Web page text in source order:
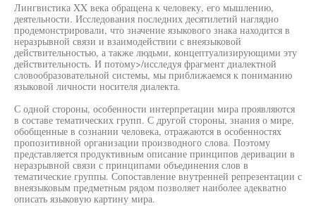
Лингвистика XX века обращена к человеку, его мышлению,
деятельности. Исследования последних десятилетий наглядно
продемонстрировали, что значение языкового знака находится в
неразрывной связи и взаимодействии с внеязыковой
действительностью, а также людьми, концептуализирующими эту
действительность. И потому>/исследуя фрагмент диалектной
словообразовательной системы, мы приближаемся к пониманию
языковой личности носителя диалекта.
С одной стороны, особенности интерпретации мира проявляются
в составе тематических групп. С другой стороны, знания о мире,
обобщенные в сознании человека, отражаются в особенностях
пропозитивной организации производного слова. Поэтому
представляется продуктивным описание принципов деривации в
неразрывной связи с принципами объединения слов в
тематические группы. Сопоставление внутренней репрезентации с
внеязыковым предметным рядом позволяет наиболее адекватно
описать языковую картину мира.